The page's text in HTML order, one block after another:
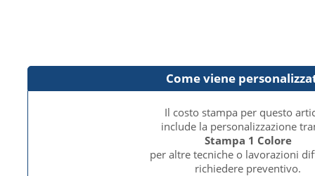
Come viene
Il costo stampa per questo
include la personalizzazione
Stampa 1 Colore
per altre tecniche o lavorazioni
richiedere preventivo.